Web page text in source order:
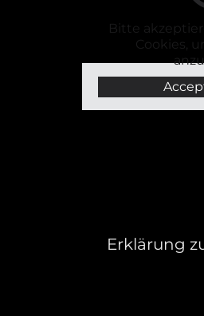
Bitte
Cookies,
Erklärung